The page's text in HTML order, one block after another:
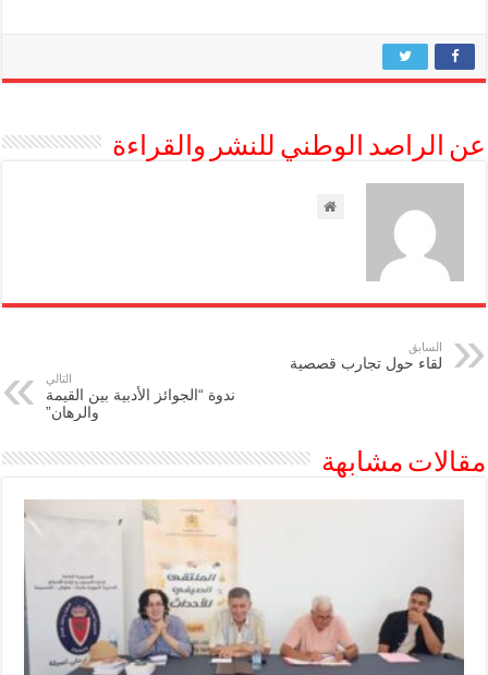
عن الراصد الوطني للنشر والقراءة
السابق
لقاء حول تجارب قصصية
التالي
ندوة “الجوائز الأدبية بين القيمة
والرهان”
مقالات مشابهة